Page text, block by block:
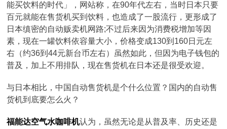
能买饮料的时代」，网站称，在90年代左右，当时日本只要
百元就能在售货机买到饮料，也造成了一股流行，更形成了
日本缜密的自动贩卖机网路;不过后来因为消费税增加等因
素，现在一罐饮料依容量大小，价格变成130到160日元左
右（约36到44元新台币左右）虽然如此，但因为电子钱包的
普及，加上不用排队，现在售货机在日本还是很受欢迎。
与日本相比，中国自动售货机是个什么位置？国内的自动售
货机到底要怎么火？
福能达空气水咖啡机认为，虽然无论是从普及率、历史还是